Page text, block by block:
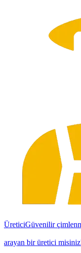
ÜreticiGüvenilir
arayan bir üretici